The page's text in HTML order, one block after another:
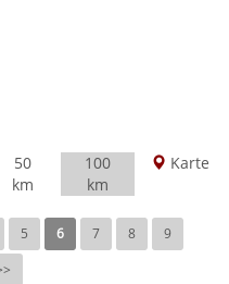
50
km
100
km
Karte
5 6 7 8
9